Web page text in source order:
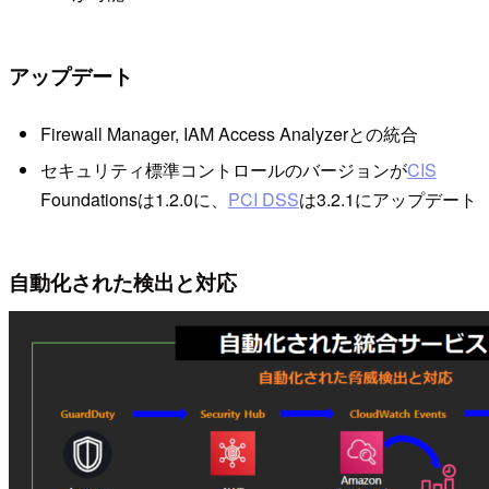
アップデート
Firewall Manager, IAM Access Analyzerとの統合
セキュリティ標準コントロールのバージョンがCIS
Foundationsは1.2.0に、 PCI DSSは3.2.1にアップデート
自動化された検出と対応